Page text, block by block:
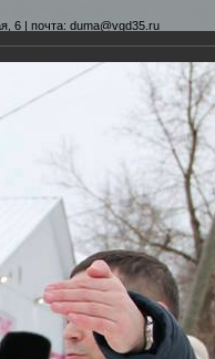
6 | почта: duma@vgd35.ru
Депутатские объединения